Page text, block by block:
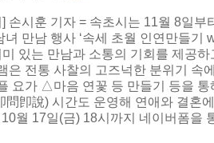
손시훈 기자 = 속초시는 11월 8일부
만남 행사 ‘속세 초월 인연만들기
있는 만남과 소통의 기회를 제공하
은 전통 사찰의 고즈넉한 분위기 속
요가 △마음 연꽃 등 만들기 등을 통
卽說) 시간도 운영해 연애와 결혼
월 17일(금) 18시까지 네이버폼을